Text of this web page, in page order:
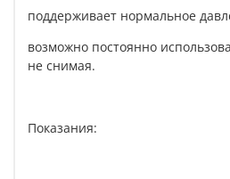
поддерживает нормальное
возможно постоянно
не снимая.
Показания: